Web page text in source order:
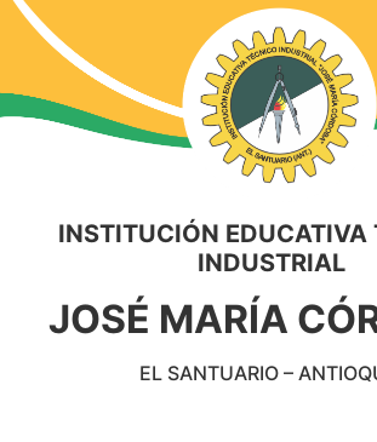
INSTITUCIÓN EDUCATIVA
INDUSTRIAL
JOSÉ MARÍA
EL SANTUARIO –